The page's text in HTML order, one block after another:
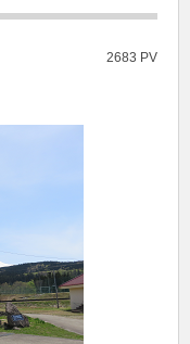
2683 PV